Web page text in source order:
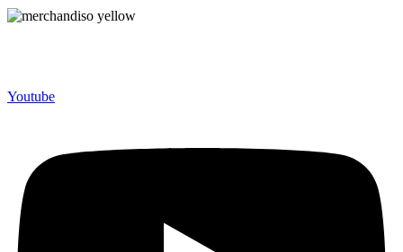
Youtube